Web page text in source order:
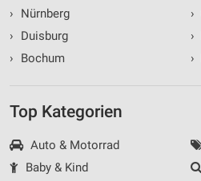
›
Nürnberg
›
Duisburg
›
Bochum
›
›
›
Top Kategorien
Auto & Motorrad
Baby & Kind